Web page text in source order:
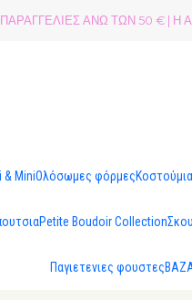
MiniΟλόσωμες φόρμεςΚοστούμια
Petite Boudoir Collection
Παγιετενιες φουστες
ΑΝΩ ΤΩΝ 50 € | Η